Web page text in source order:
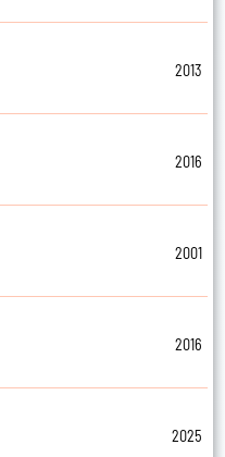
2013
2016
2001
2016
2025